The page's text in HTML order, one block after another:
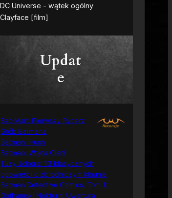
Updat
e
Bat-Man: Pierwszy Rycerz
Grób Batmana
Batman: Hush
Batman: Wojna Cieni
Tuzy Jokera: 13 klasycznych
opowieści o zbrodniczym klaunie
Batman Detective Comics, Tom 1:
Gothamski Nokturn: Uwertura